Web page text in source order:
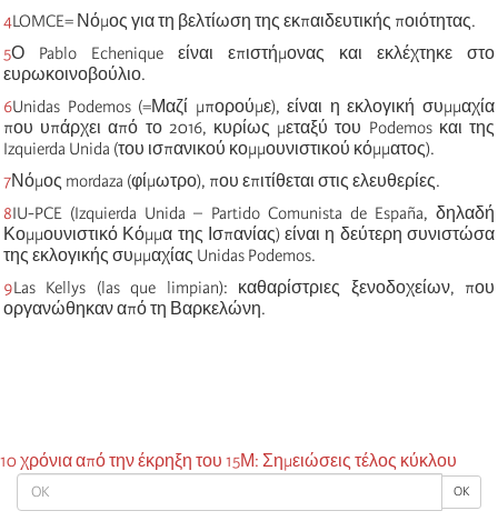
OK OK
4LOMCE= Νόμος για τη βελτίωση της εκπαιδευτικής ποιότητας.
5Ο Pablo Echenique είναι επιστήμονας και εκλέχτηκε στο
ευρωκοινοβούλιο.
6Unidas Podemos (=Μαζί μπορούμε), είναι η εκλογική συμμαχία
που υπάρχει από το 2016, κυρίως μεταξύ του Podemos και της
Izquierda Unida (του ισπανικού κομμουνιστικού κόμματος).
7Νόμος mordaza (φίμωτρο), που επιτίθεται στις ελευθερίες.
8IU-PCE (Izquierda Unida – Partido Comunista de España, δηλαδή
Κομμουνιστικό Κόμμα της Ισπανίας) είναι η δεύτερη συνιστώσα
της εκλογικής συμμαχίας Unidas Podemos.
9Las Kellys (las que limpian): καθαρίστριες ξενοδοχείων, που
οργανώθηκαν από τη Βαρκελώνη.
10 χρόνια από την έκρηξη του 15Μ: Σημειώσεις τέλος κύκλου